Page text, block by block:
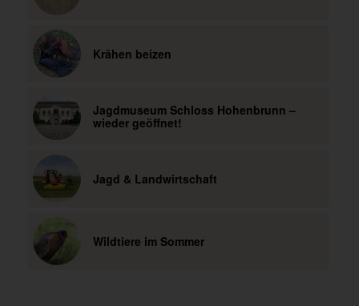
Krähen beizen
Jagdmuseum Schloss Hohenbrunn –
wieder geöffnet!
Jagd & Landwirtschaft
Wildtiere im Sommer